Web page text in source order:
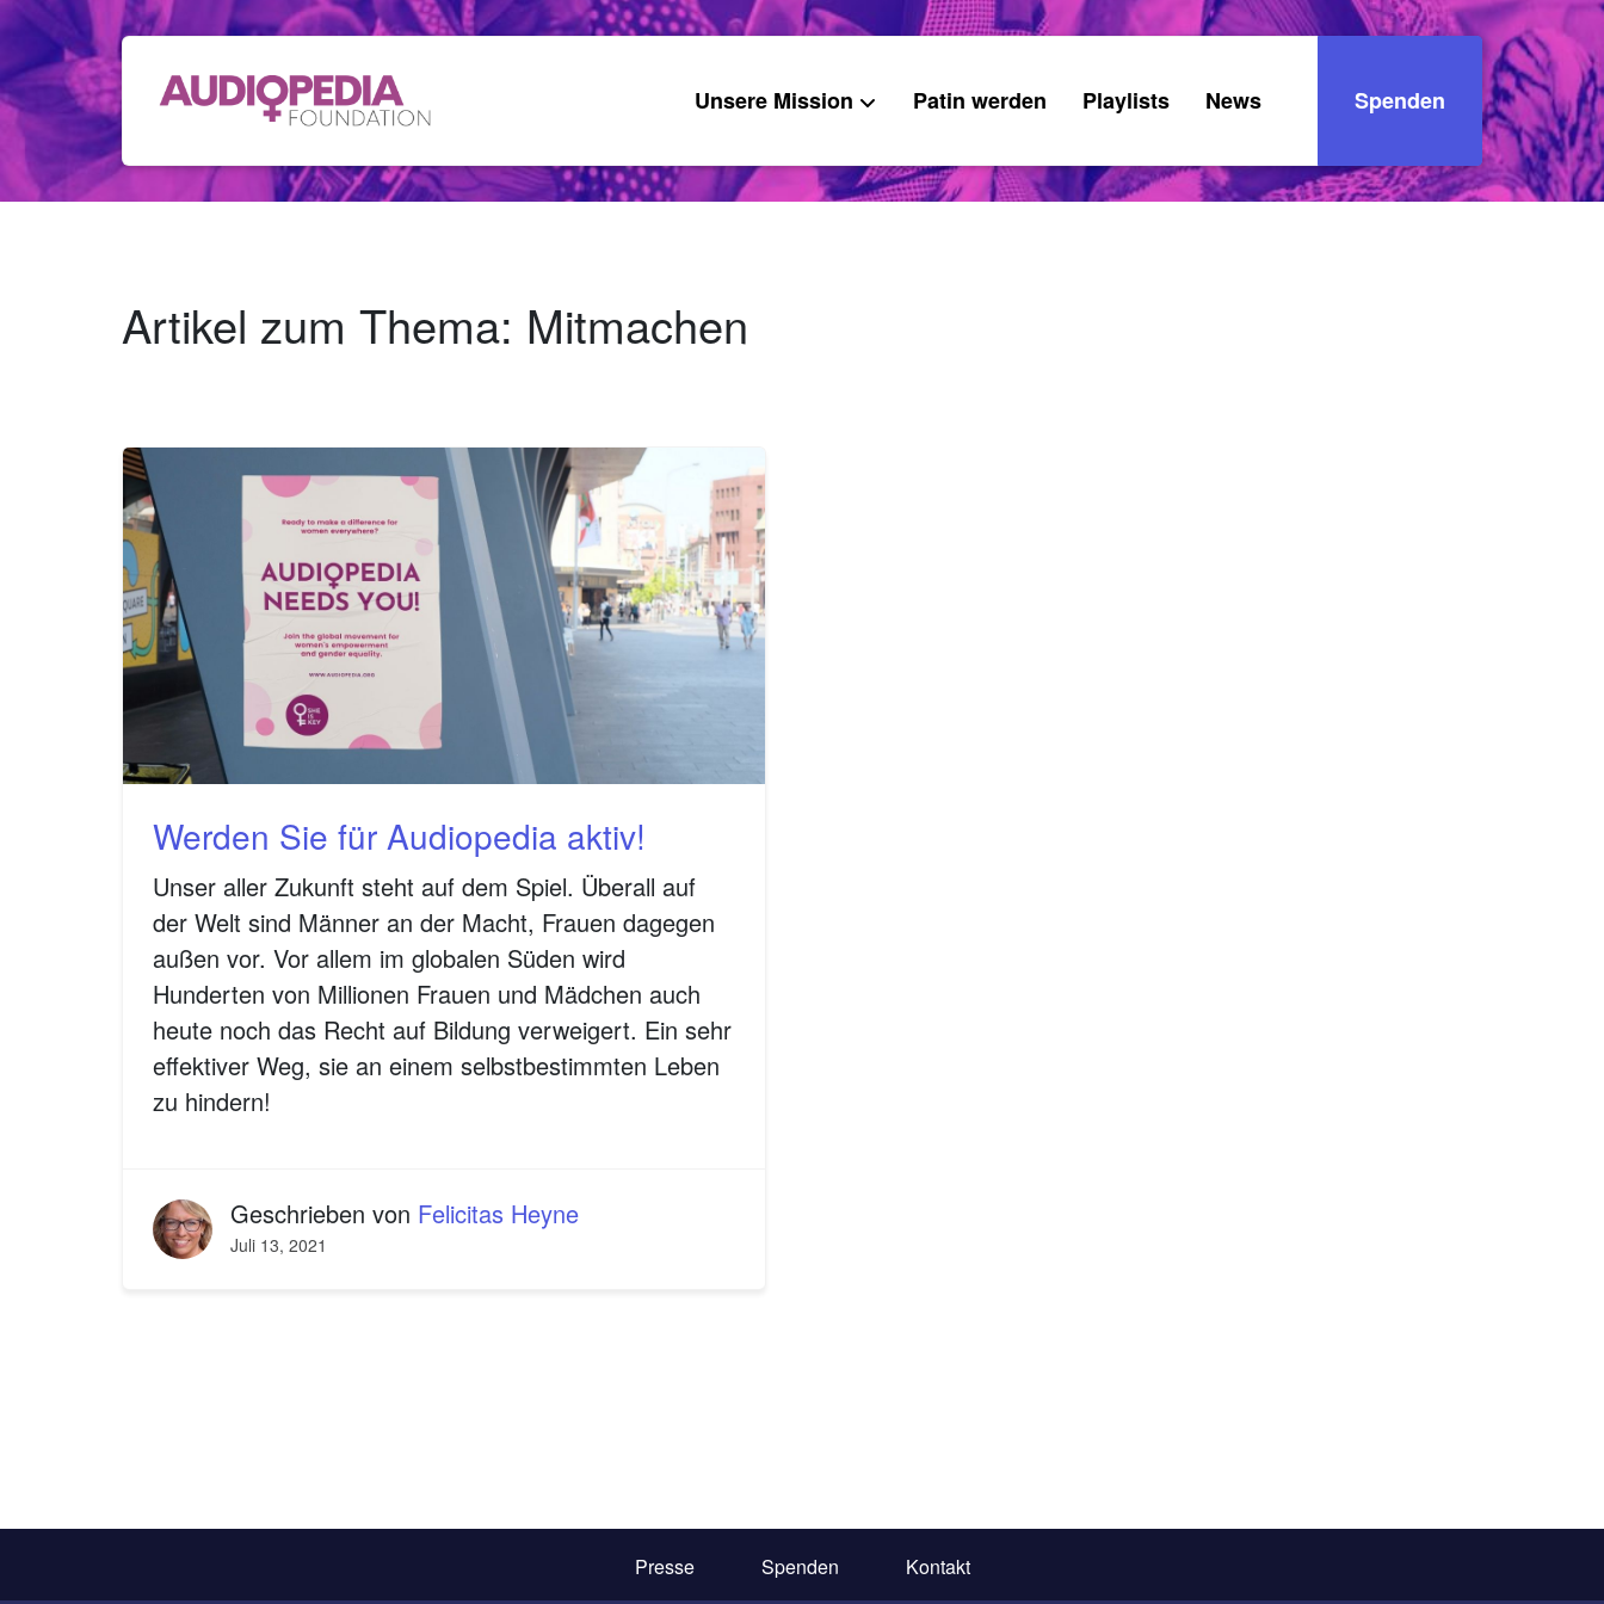
Unsere Mission Patin werden Playlists News Spenden
Artikel zum Thema: Mitmachen
Werden Sie für Audiopedia aktiv!
Unser aller Zukunft steht auf dem Spiel. Überall auf
der Welt sind Männer an der Macht, Frauen dagegen
außen vor. Vor allem im globalen Süden wird
Hunderten von Millionen Frauen und Mädchen auch
heute noch das Recht auf Bildung verweigert. Ein sehr
effektiver Weg, sie an einem selbstbestimmten Leben
zu hindern!
Geschrieben von Felicitas Heyne
Juli 13, 2021
Presse Spenden Kontakt